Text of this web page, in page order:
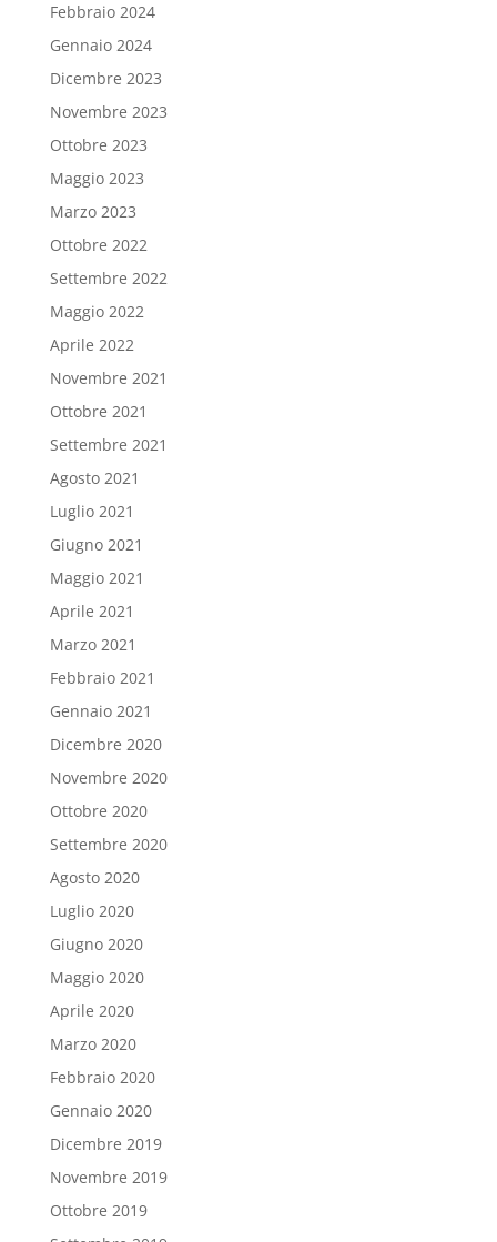
Febbraio 2024
Gennaio 2024
Dicembre 2023
Novembre 2023
Ottobre 2023
Maggio 2023
Marzo 2023
Ottobre 2022
Settembre 2022
Maggio 2022
Aprile 2022
Novembre 2021
Ottobre 2021
Settembre 2021
Agosto 2021
Luglio 2021
Giugno 2021
Maggio 2021
Aprile 2021
Marzo 2021
Febbraio 2021
Gennaio 2021
Dicembre 2020
Novembre 2020
Ottobre 2020
Settembre 2020
Agosto 2020
Luglio 2020
Giugno 2020
Maggio 2020
Aprile 2020
Marzo 2020
Febbraio 2020
Gennaio 2020
Dicembre 2019
Novembre 2019
Ottobre 2019